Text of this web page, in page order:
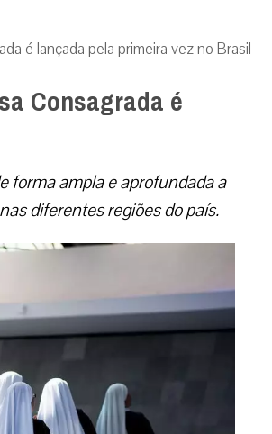
é lançada pela primeira vez no Brasil
Consagrada é
forma ampla e aprofundada a
diferentes regiões do país.